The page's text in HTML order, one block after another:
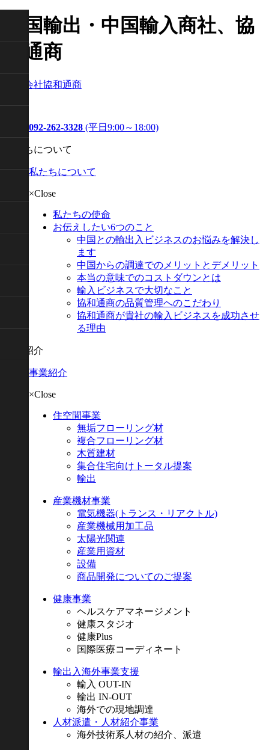
中国輸出・中国輸入商社、協
和通商
株式会社協和通商
092-262-3328 (平日9:00～18:00)
私たちについて
私たちについて
×Close
私たちの使命
お伝えしたい6つのこと
中国との輸出入ビジネスのお悩みを解決し
ます
中国からの調達でのメリットとデメリット
本当の意味でのコストダウンとは
輸入ビジネスで大切なこと
協和通商の品質管理へのこだわり
協和通商が貴社の輸入ビジネスを成功させ
る理由
事業紹介
事業紹介
×Close
住空間事業
無垢フローリング材
複合フローリング材
木質建材
集合住宅向けトータル提案
輸出
産業機材事業
電気機器(トランス・リアクトル)
産業機械用加工品
太陽光関連
産業用資材
設備
商品開発についてのご提案
健康事業
ヘルスケアマネージメント
健康スタジオ
健康Plus
国際医療コーディネート
輸出入海外事業支援
輸入 OUT-IN
輸出 IN-OUT
海外での現地調達
人材派遣・人材紹介事業
海外技術系人材の紹介、派遣